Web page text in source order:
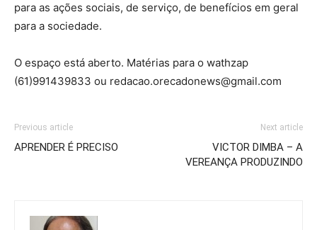
para as ações sociais, de serviço, de benefícios em geral
para a sociedade.
O espaço está aberto. Matérias para o wathzap
(61)991439833 ou redacao.orecadonews@gmail.com
Previous article
APRENDER É PRECISO
Next article
VICTOR DIMBA – A
VEREANÇA PRODUZINDO